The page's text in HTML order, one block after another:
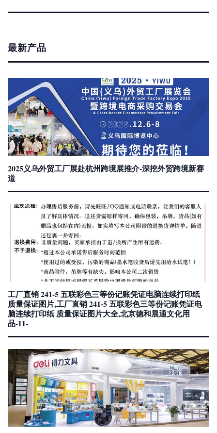
最新产品
2025义乌外贸工厂展赴杭州跨境展推介-深挖外贸跨境新赛
道
工厂直销 241-5 五联彩色三等份记账凭证电脑连续打印纸
质量保证图片,工厂直销 241-5 五联彩色三等份记账凭证电
脑连续打印纸 质量保证图片大全,北京德和晨通文化用
品-11-